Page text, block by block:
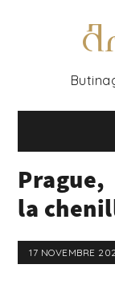
Prague,
la
17 NOVEMBRE